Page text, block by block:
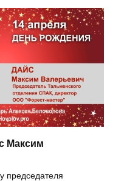
Максим
председателя